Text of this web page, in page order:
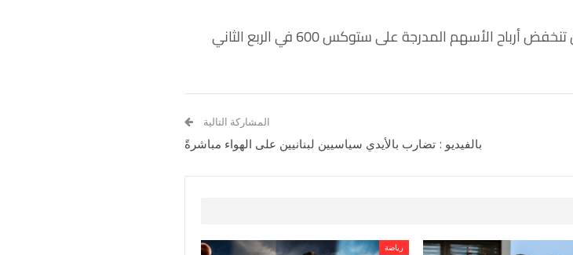
ووفقا لبيانات رفينيتيف آي.بي.إي.إس، من المتوقع أن تنخفض أرباح الأسهم ‏المدرجة على ستوكس 600 في الربع الثاني
المشاركة التالية
بالفيديو : تضارب بالأيدي سياسيين لبنانيين على الهواء مباشرةً
رياضة